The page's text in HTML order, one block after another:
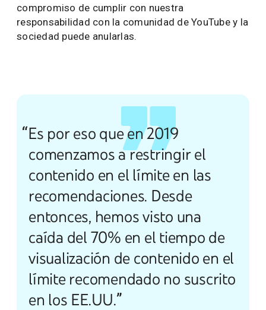
compromiso de cumplir con nuestra
responsabilidad con la comunidad de YouTube y la
sociedad puede anularlas.
“Es por eso que en 2019
comenzamos a restringir el
contenido en el límite en las
recomendaciones. Desde
entonces, hemos visto una
caída del 70% en el tiempo de
visualización de contenido en el
límite recomendado no suscrito
en los EE.UU.”